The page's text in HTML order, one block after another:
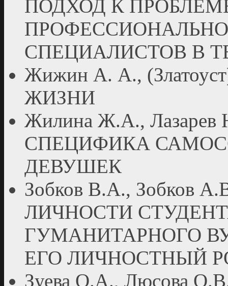
ПОДХОД К
СПЕЦИАЛИСТОВ В
Жижин А. А.,
ЖИЗНИ
Жилина Ж.А., Лазарев
СПЕЦИФИКА
ДЕВУШЕК
Зобков В.А., Зобков
ЛИЧНОСТИ
ГУМАНИТАРНОГО
ЕГО ЛИЧНОСТНЫЙ
Зуева О.А., Люсова